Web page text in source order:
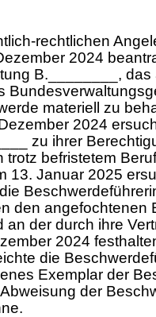
rechtlichen
2024
B.________,
materiell zu
2024
zu ihrer
trotz befristetem
13. Januar 2025
den angefochtenen
an der durch ihre
2024
die
Exemplar der
der